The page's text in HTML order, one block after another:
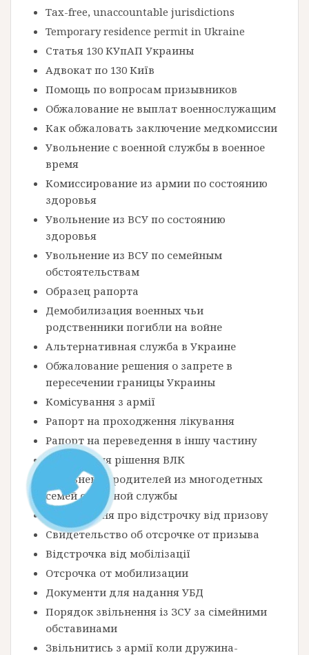
Tax-free, unaccountable jurisdictions
Temporary residence permit in Ukraine
Статья 130 КУпАП Украины
Адвокат по 130 Київ
Помощь по вопросам призывников
Обжалование не выплат военнослужащим
Как обжаловать заключение медкомиссии
Увольнение с военной службы в военное
время
Комиссирование из армии по состоянию
здоровья
Увольнение из ВСУ по состоянию
здоровья
Увольнение из ВСУ по семейным
обстоятельствам
Образец рапорта
Демобилизация военных чьи
родственники погибли на войне
Альтернативная служба в Украине
Обжалование решения о запрете в
пересечении границы Украины
Комісування з армії
Рапорт на проходження лікування
Рапорт на переведення в іншу частину
Оскарження рішення ВЛК
Увольнение родителей из многодетных
семей с военной службы
Посвідчення про відстрочку від призову
Свидетельство об отсрочке от призыва
Відстрочка від мобілізації
Отсрочка от мобилизации
Документи для надання УБД
Порядок звільнення із ЗСУ за сімейними
обставинами
Звільнитись з армії коли дружина-